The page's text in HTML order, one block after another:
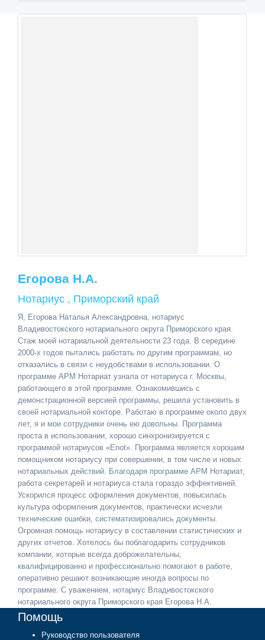
Егорова Н.А.
Нотариус , Приморский край
Я, Егорова Наталья Александровна, нотариус
Владивостокского нотариального округа Приморского края.
Стаж моей нотариальной деятельности 23 года. В середине
2000-х годов пытались работать по другим программам, но
отказались в связи с неудобствами в использовании. О
программе АРМ Нотариат узнала от нотариуса г. Москвы,
работающего в этой программе. Ознакомившись с
демонстрационной версией программы, решила установить в
своей нотариальной конторе. Работаю в программе около двух
лет, я и мои сотрудники очень ею довольны. Программа
проста в использовании, хорошо синхронизируется с
программой нотариусов «Enot». Программа является хорошим
помощником нотариусу при совершении, в том числе и новых
нотариальных действий. Благодаря программе АРМ Нотариат,
работа секретарей и нотариуса стала гораздо эффективней.
Ускорился процесс оформления документов, повысилась
культура оформления документов, практически исчезли
технические ошибки, систематизировались документы.
Огромная помощь нотариусу в составлении статистических и
других отчетов. Хотелось бы поблагодарить сотрудников
компании, которые всегда доброжелательны,
квалифицированно и профессионально помогают в работе,
оперативно решают возникающие иногда вопросы по
программе. С уважением, нотариус Владивостокского
нотариального округа Приморского края Егорова Н.А.
Помощь
Руководство пользователя